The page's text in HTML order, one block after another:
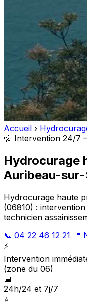
Accueil ›
💦 Intervention 24/7
Hydrocurage
Auribeau-
Hydrocurage haute
(06810) :
technicien
📞 04 22 46 12 21 📍
⚡
Intervention
(zone du 06)
📅
24h/24 et 7j/7
⭐